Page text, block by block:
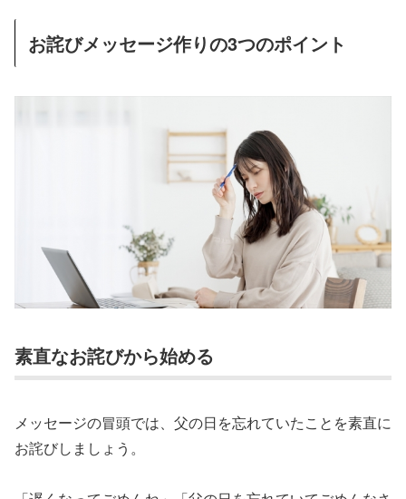
お詫びメッセージ作りの3つのポイント
素直なお詫びから始める
メッセージの冒頭では、父の日を忘れていたことを素直に
お詫びしましょう。